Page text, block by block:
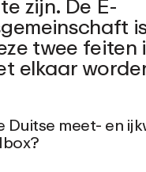
twee feiten
elkaar
Duitse meet- en